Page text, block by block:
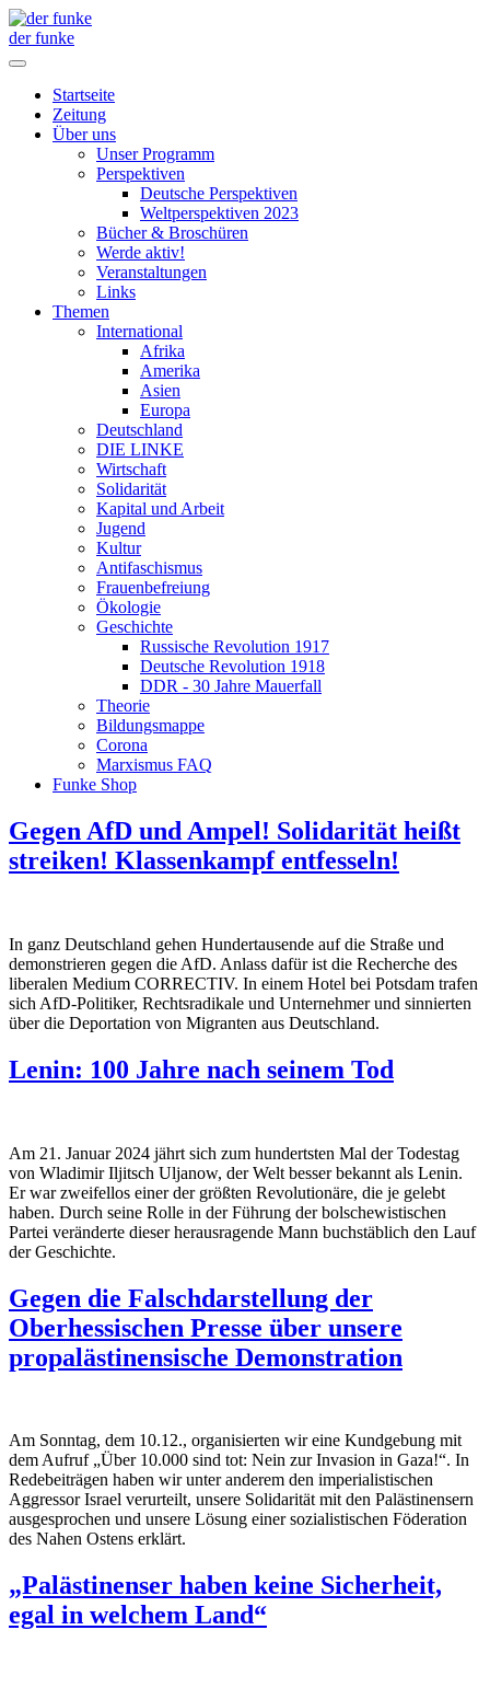
der funke
Startseite
Zeitung
Über uns
Unser Programm
Perspektiven
Deutsche Perspektiven
Weltperspektiven 2023
Bücher & Broschüren
Werde aktiv!
Veranstaltungen
Links
Themen
International
Afrika
Amerika
Asien
Europa
Deutschland
DIE LINKE
Wirtschaft
Solidarität
Kapital und Arbeit
Jugend
Kultur
Antifaschismus
Frauenbefreiung
Ökologie
Geschichte
Russische Revolution 1917
Deutsche Revolution 1918
DDR - 30 Jahre Mauerfall
Theorie
Bildungsmappe
Corona
Marxismus FAQ
Funke Shop
Gegen AfD und Ampel! Solidarität heißt
streiken! Klassenkampf entfesseln!
In ganz Deutschland gehen Hundertausende auf die Straße und
demonstrieren gegen die AfD. Anlass dafür ist die Recherche des
liberalen Medium CORRECTIV. In einem Hotel bei Potsdam trafen
sich AfD-Politiker, Rechtsradikale und Unternehmer und sinnierten
über die Deportation von Migranten aus Deutschland.
Lenin: 100 Jahre nach seinem Tod
Am 21. Januar 2024 jährt sich zum hundertsten Mal der Todestag
von Wladimir Iljitsch Uljanow, der Welt besser bekannt als Lenin.
Er war zweifellos einer der größten Revolutionäre, die je gelebt
haben. Durch seine Rolle in der Führung der bolschewistischen
Partei veränderte dieser herausragende Mann buchstäblich den Lauf
der Geschichte.
Gegen die Falschdarstellung der
Oberhessischen Presse über unsere
propalästinensische Demonstration
Am Sonntag, dem 10.12., organisierten wir eine Kundgebung mit
dem Aufruf „Über 10.000 sind tot: Nein zur Invasion in Gaza!“. In
Redebeiträgen haben wir unter anderem den imperialistischen
Aggressor Israel verurteilt, unsere Solidarität mit den Palästinensern
ausgesprochen und unsere Lösung einer sozialistischen Föderation
des Nahen Ostens erklärt.
„Palästinenser haben keine Sicherheit,
egal in welchem Land“